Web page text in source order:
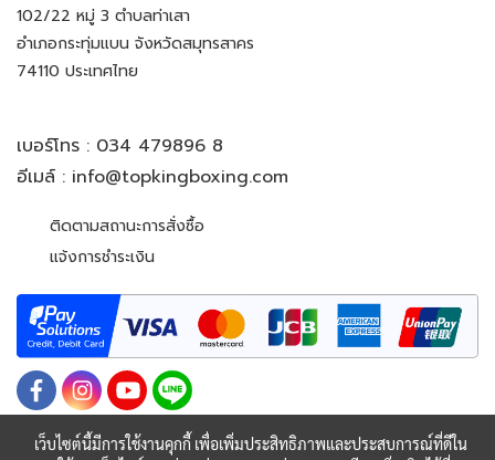
102/22 หมู่ 3 ตำบลท่าเสา
อำเภอกระทุ่มแบน จังหวัดสมุทรสาคร
74110 ประเทศไทย
เบอร์โทร : 034 479896 8
อีเมล์ : info@topkingboxing.com
ติดตามสถานะการสั่งซื้อ
แจ้งการชำระเงิน
เว็บไซต์นี้มีการใช้งานคุกกี้ เพื่อเพิ่มประสิทธิภาพและประสบการณ์ที่ดีใน